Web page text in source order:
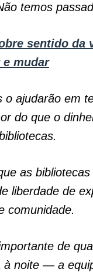
temos
sentido da
e mudar
o ajudarão em
do que o
as
liberdade de
comunidade.
de
à noite — a